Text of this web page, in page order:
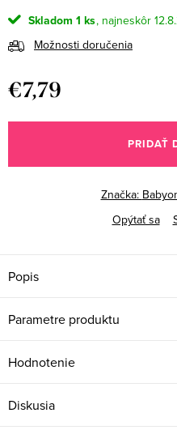
Skladom 1 ks
Možnosti doručenia
€7,79
cena:
PRIDAŤ
Značka:
Opýtať sa
Popis
Parametre produktu
Hodnotenie
Diskusia